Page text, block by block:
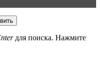
для поиска. Нажмите